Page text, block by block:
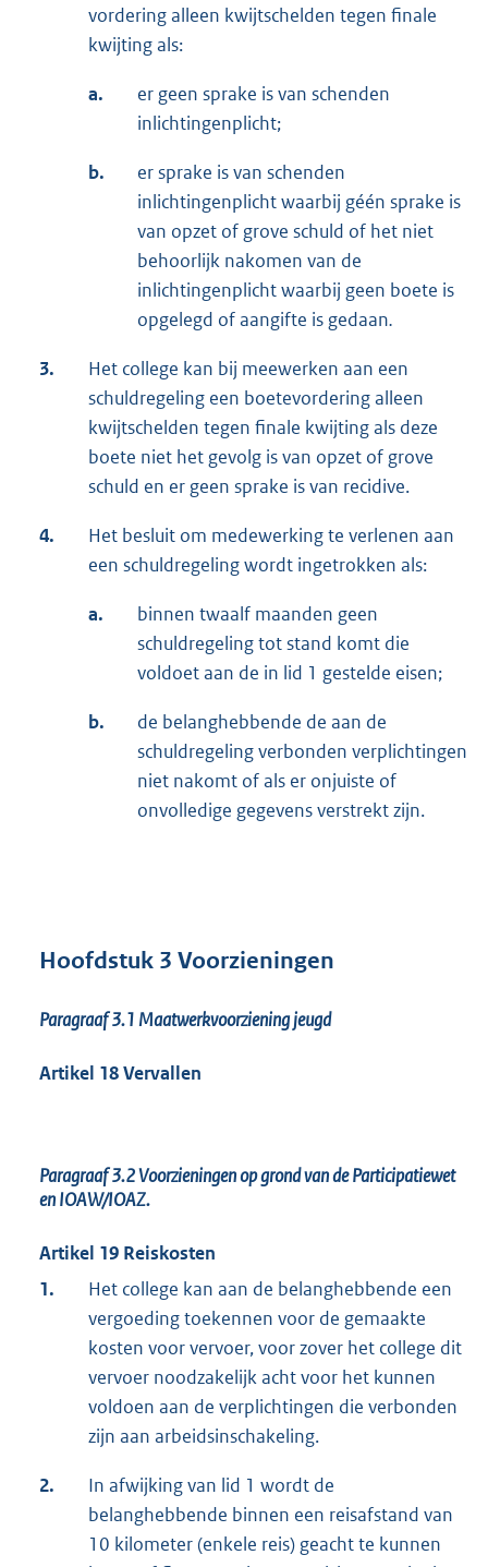
vordering alleen kwijtschelden tegen finale
kwijting als:
a.
er geen sprake is van schenden
inlichtingenplicht;
b.
er sprake is van schenden
inlichtingenplicht waarbij géén sprake is
van opzet of grove schuld of het niet
behoorlijk nakomen van de
inlichtingenplicht waarbij geen boete is
opgelegd of aangifte is gedaan.
3.
Het college kan bij meewerken aan een
schuldregeling een boetevordering alleen
kwijtschelden tegen finale kwijting als deze
boete niet het gevolg is van opzet of grove
schuld en er geen sprake is van recidive.
4.
Het besluit om medewerking te verlenen aan
een schuldregeling wordt ingetrokken als:
a.
binnen twaalf maanden geen
schuldregeling tot stand komt die
voldoet aan de in lid 1 gestelde eisen;
b.
de belanghebbende de aan de
schuldregeling verbonden verplichtingen
niet nakomt of als er onjuiste of
onvolledige gegevens verstrekt zijn.
Hoofdstuk 3 Voorzieningen
Paragraaf 3.1Maatwerkvoorziening jeugd
Artikel 18 Vervallen
Paragraaf 3.2Voorzieningen op grond van de Participatiewet
en IOAW/IOAZ.
Artikel 19 Reiskosten
1.
Het college kan aan de belanghebbende een
vergoeding toekennen voor de gemaakte
kosten voor vervoer, voor zover het college dit
vervoer noodzakelijk acht voor het kunnen
voldoen aan de verplichtingen die verbonden
zijn aan arbeidsinschakeling.
2.
In afwijking van lid 1 wordt de
belanghebbende binnen een reisafstand van
10 kilometer (enkele reis) geacht te kunnen